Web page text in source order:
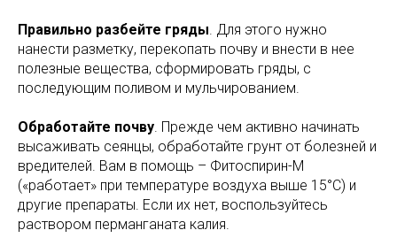
Правильно разбейте гряды. Для этого нужно
нанести разметку, перекопать почву и внести в нее
полезные вещества, сформировать гряды, с
последующим поливом и мульчированием.
Обработайте почву. Прежде чем активно начинать
высаживать сеянцы, обработайте грунт от болезней и
вредителей. Вам в помощь – Фитоспирин-М
(«работает» при температуре воздуха выше 15°С) и
другие препараты. Если их нет, воспользуйтесь
раствором перманганата калия.